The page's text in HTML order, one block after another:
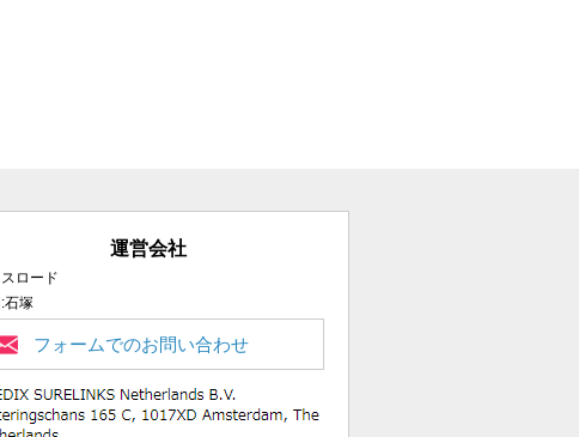
運営会社
ロード
石塚
フォームでのお問い合わせ